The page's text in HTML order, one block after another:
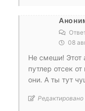
08
Не смеши! Этот
путлер отсек
они. А ты тут